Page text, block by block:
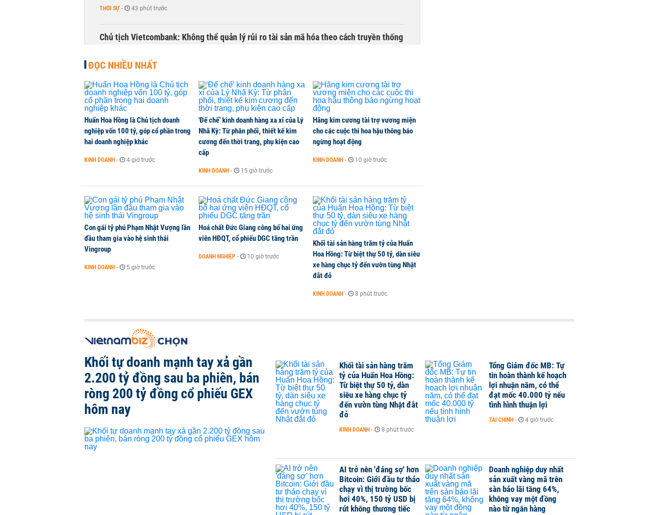
THỜI SỰ - 43 phút trước
Chủ tịch Vietcombank: Không thể quản lý rủi ro tài sản mã hóa theo cách truyền thống
ĐỌC NHIỀU NHẤT
Huấn Hoa Hồng là Chủ tịch doanh
nghiệp vốn 100 tỷ, góp cổ phần trong
hai doanh nghiệp khác
KINH DOANH - 4 giờ trước
'Đế chế’ kinh doanh hàng xa xỉ của Lý
Nhã Kỳ: Từ phân phối, thiết kế kim
cương đến thời trang, phụ kiện cao
cấp
KINH DOANH - 15 giờ trước
Hãng kim cương tài trợ vương miện
cho các cuộc thi hoa hậu thông báo
ngừng hoạt động
KINH DOANH - 10 giờ trước
Con gái tỷ phú Phạm Nhật Vượng lần
đầu tham gia vào hệ sinh thái
Vingroup
KINH DOANH - 5 giờ trước
Hoá chất Đức Giang công bố hai ứng
viên HĐQT, cổ phiếu DGC tăng trần
DOANH NGHIỆP - 10 giờ trước
Khối tài sản hàng trăm tỷ của Huấn
Hoa Hồng: Từ biệt thự 50 tỷ, dàn siêu
xe hàng chục tỷ đến vườn tùng Nhật
đắt đỏ
KINH DOANH - 8 phút trước
Khối tự doanh mạnh tay xả gần
2.200 tỷ đồng sau ba phiên, bán
ròng 200 tỷ đồng cổ phiếu GEX
hôm nay
Khối tài sản hàng trăm
tỷ của Huấn Hoa Hồng:
Từ biệt thự 50 tỷ, dàn
siêu xe hàng chục tỷ
đến vườn tùng Nhật đắt
đỏ
KINH DOANH - 8 phút trước
Tổng Giám đốc MB: Tự
tin hoàn thành kế hoạch
lợi nhuận năm, có thể
đạt mốc 40.000 tỷ nếu
tình hình thuận lợi
TÀI CHÍNH - 4 giờ trước
AI trở nên 'đáng sợ' hơn
Bitcoin: Giới đầu tư tháo
chạy vì thị trường bốc
hơi 40%, 150 tỷ USD bị
rút không thương tiếc
Doanh nghiệp duy nhất
sản xuất vàng mã trên
sàn báo lãi tăng 64%,
không vay một đồng
nào từ ngân hàng